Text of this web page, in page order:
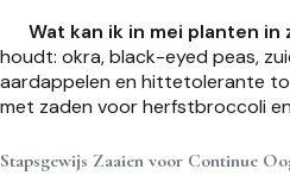
Wat kan ik in mei planten in
houdt: okra, black-eyed peas,
aardappelen en hittetolerante
met zaden voor herfstbroccoli
Stapsgewijs Zaaien voor Continue